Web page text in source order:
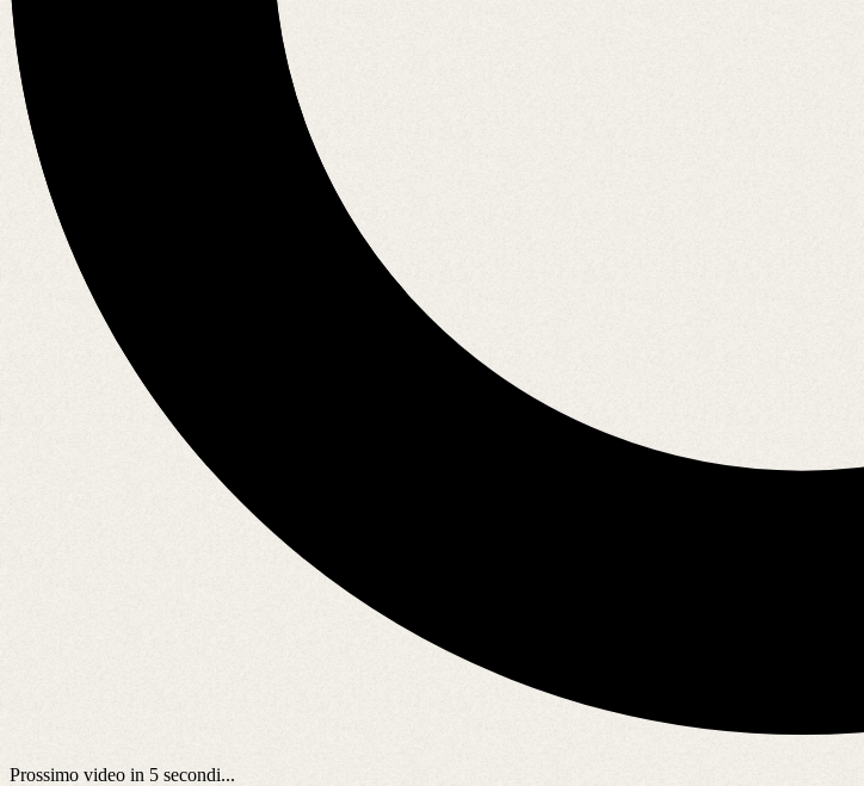
Prossimo video in 5 secondi...